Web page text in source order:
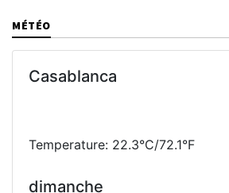
MÉTÉO
Casablanca
Temperature: 22.3°C/72.1°F
dimanche